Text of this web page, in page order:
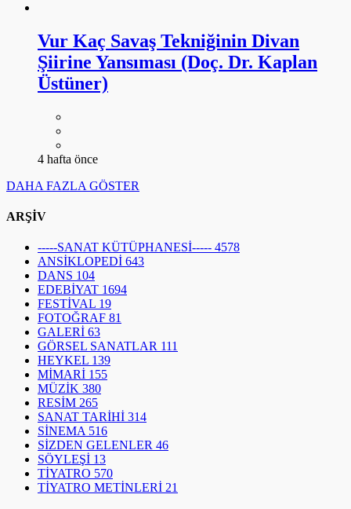
Vur Kaç Savaş Tekniğinin Divan
Şiirine Yansıması (Doç. Dr. Kaplan
Üstüner)
4 hafta önce
DAHA FAZLA GÖSTER
ARŞİV
-----SANAT KÜTÜPHANESİ----- 4578
ANSİKLOPEDİ 643
DANS 104
EDEBİYAT 1694
FESTİVAL 19
FOTOĞRAF 81
GALERİ 63
GÖRSEL SANATLAR 111
HEYKEL 139
MİMARİ 155
MÜZİK 380
RESİM 265
SANAT TARİHİ 314
SİNEMA 516
SİZDEN GELENLER 46
SÖYLEŞİ 13
TİYATRO 570
TİYATRO METİNLERİ 21